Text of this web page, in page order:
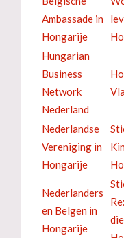
Ambassade in
Hongarije
Hungarian
Business
Network
Nederland
Nederlandse
Vereniging in
Hongarije
Nederlanders
en Belgen in
Hongarije